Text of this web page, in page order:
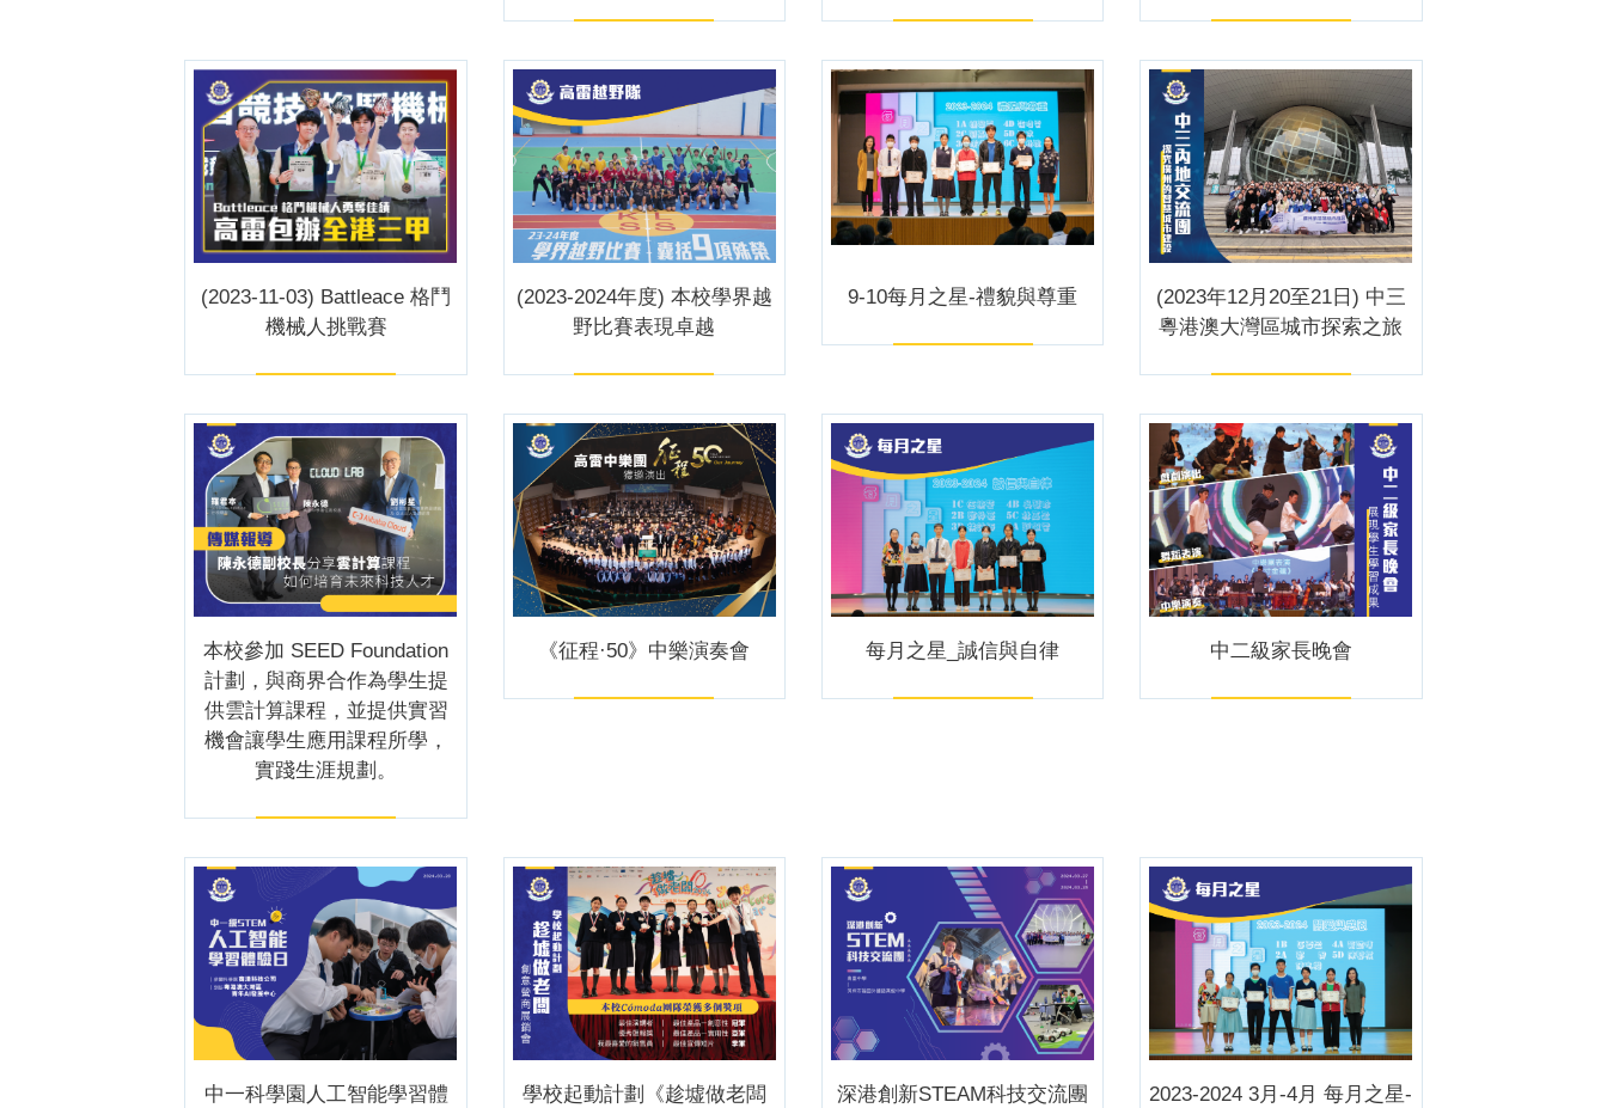
(2023-11-03) Battleace 格鬥
機械人挑戰賽
(2023-2024年度) 本校學界越
野比賽表現卓越
9-10每月之星-禮貌與尊重
(2023年12月20至21日) 中三
粵港澳大灣區城市探索之旅
本校參加 SEED Foundation
計劃，與商界合作為學生提
供雲計算課程，並提供實習
機會讓學生應用課程所學，
實踐生涯規劃。
《征程·50》中樂演奏會 每月之星_誠信與自律 中二級家長晚會
中一科學園人工智能學習體 學校起動計劃《趁墟做老闆 深港創新STEAM科技交流團 2023-2024 3月-4月 每月之星-